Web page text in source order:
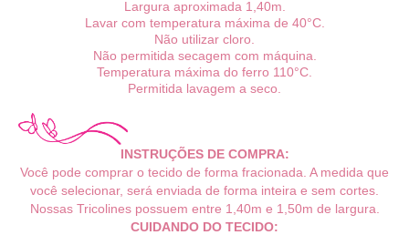
Largura aproximada 1,40m.
Lavar com temperatura máxima de 40°C.
Não utilizar cloro.
Não permitida secagem com máquina.
Temperatura máxima do ferro 110°C.
Permitida lavagem a seco.
INSTRUÇÕES DE COMPRA:
Você pode comprar o tecido de forma fracionada. A medida que
você selecionar, será enviada de forma inteira e sem cortes.
Nossas Tricolines possuem entre 1,40m e 1,50m de largura.
CUIDANDO DO TECIDO: